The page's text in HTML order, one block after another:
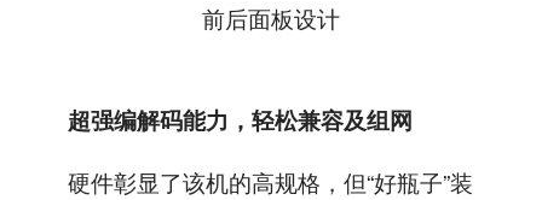
前后面板设计
超强编解码能力，轻松兼容及组网
硬件彰显了该机的高规格，但“好瓶子”装